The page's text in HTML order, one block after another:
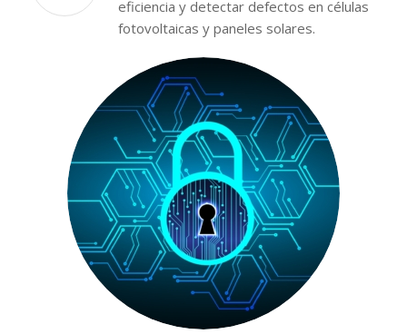
eficiencia y detectar defectos en células
fotovoltaicas y paneles solares.